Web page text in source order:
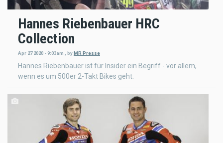
Hannes Riebenbauer HRC
Collection
Apr 27 2020 - 9:03am byMR Presse
Hannes Riebenbauer ist für Insider ein Begriff - vor allem,
wenn es um 500er 2-Takt Bikes geht.